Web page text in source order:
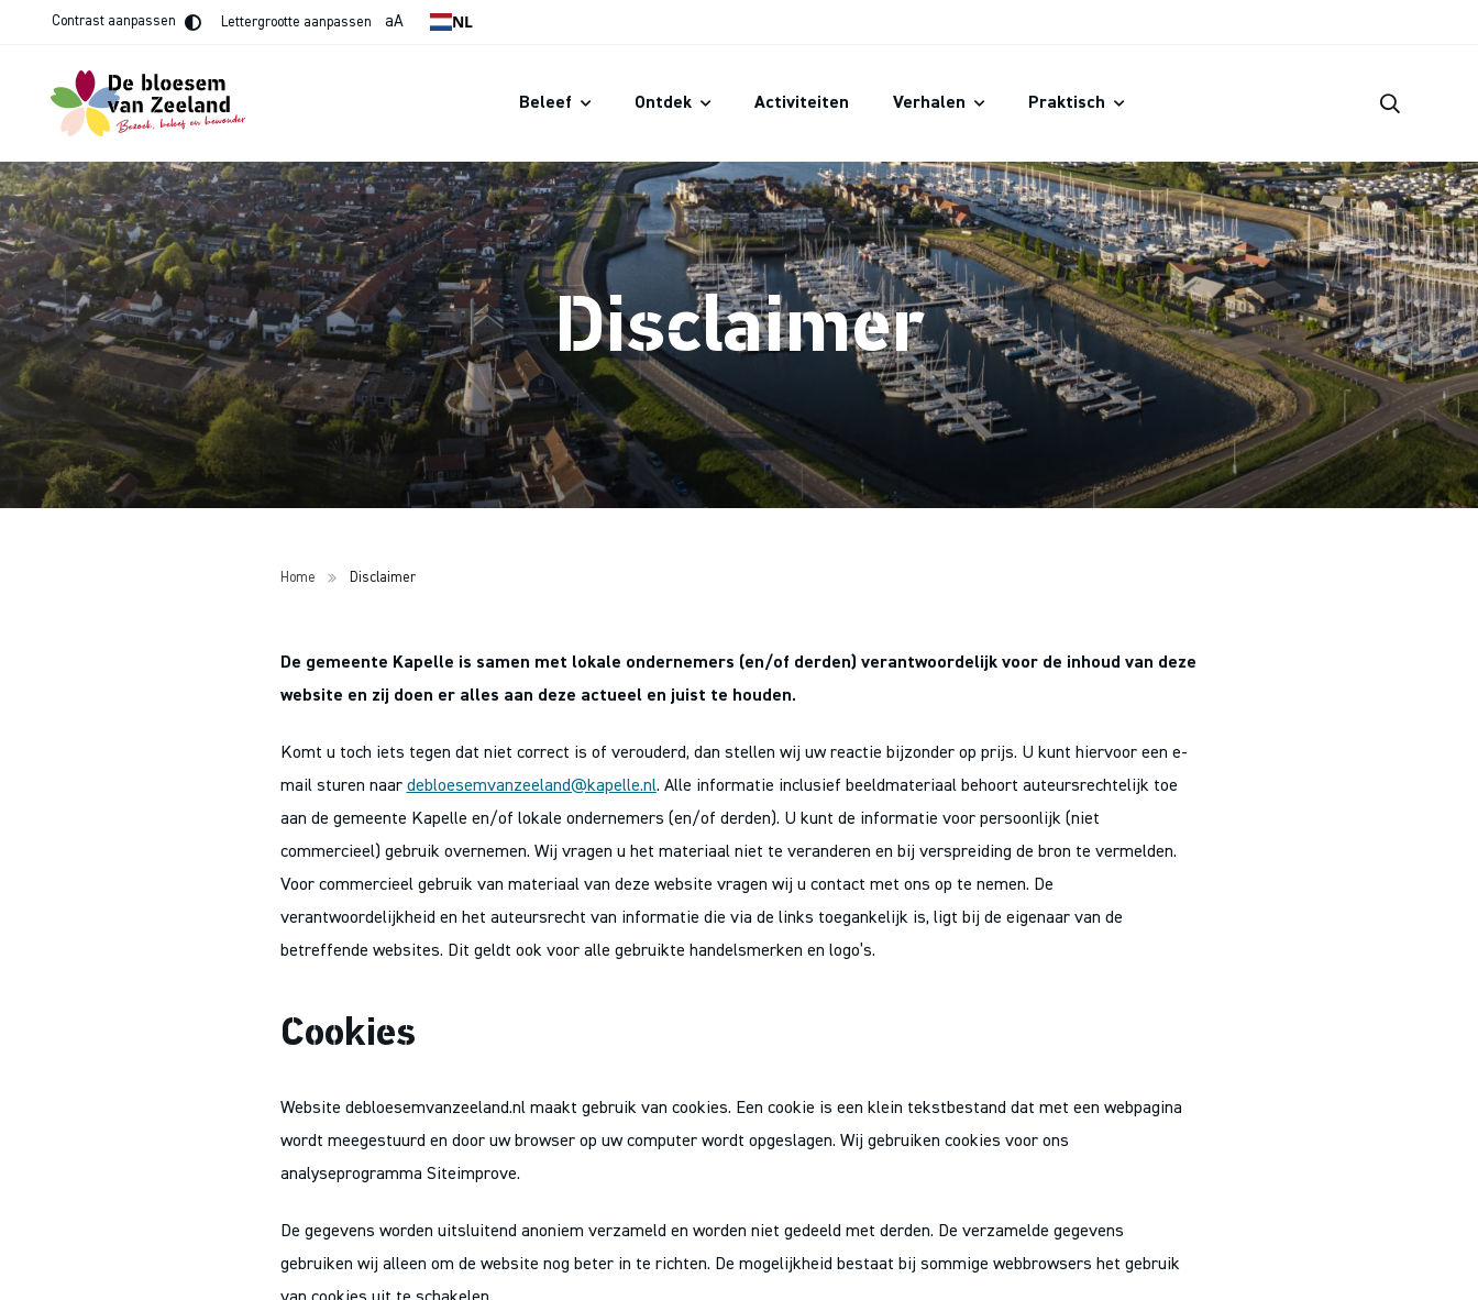
Contrast aanpassen Lettergrootte aanpassen aA NL
Beleef Ontdek Activiteiten Verhalen Praktisch
Disclaimer
Home Disclaimer
De gemeente Kapelle is samen met lokale ondernemers (en/of derden) verantwoordelijk voor de inhoud van deze
website en zij doen er alles aan deze actueel en juist te houden.
Komt u toch iets tegen dat niet correct is of verouderd, dan stellen wij uw reactie bijzonder op prijs. U kunt hiervoor een e-
mail sturen naar debloesemvanzeeland@kapelle.nl. Alle informatie inclusief beeldmateriaal behoort auteursrechtelijk toe
aan de gemeente Kapelle en/of lokale ondernemers (en/of derden). U kunt de informatie voor persoonlijk (niet
commercieel) gebruik overnemen. Wij vragen u het materiaal niet te veranderen en bij verspreiding de bron te vermelden.
Voor commercieel gebruik van materiaal van deze website vragen wij u contact met ons op te nemen. De
verantwoordelijkheid en het auteursrecht van informatie die via de links toegankelijk is, ligt bij de eigenaar van de
betreffende websites. Dit geldt ook voor alle gebruikte handelsmerken en logo’s.
Cookies
Website debloesemvanzeeland.nl maakt gebruik van cookies. Een cookie is een klein tekstbestand dat met een webpagina
wordt meegestuurd en door uw browser op uw computer wordt opgeslagen. Wij gebruiken cookies voor ons
analyseprogramma Siteimprove.
De gegevens worden uitsluitend anoniem verzameld en worden niet gedeeld met derden. De verzamelde gegevens
gebruiken wij alleen om de website nog beter in te richten. De mogelijkheid bestaat bij sommige webbrowsers het gebruik